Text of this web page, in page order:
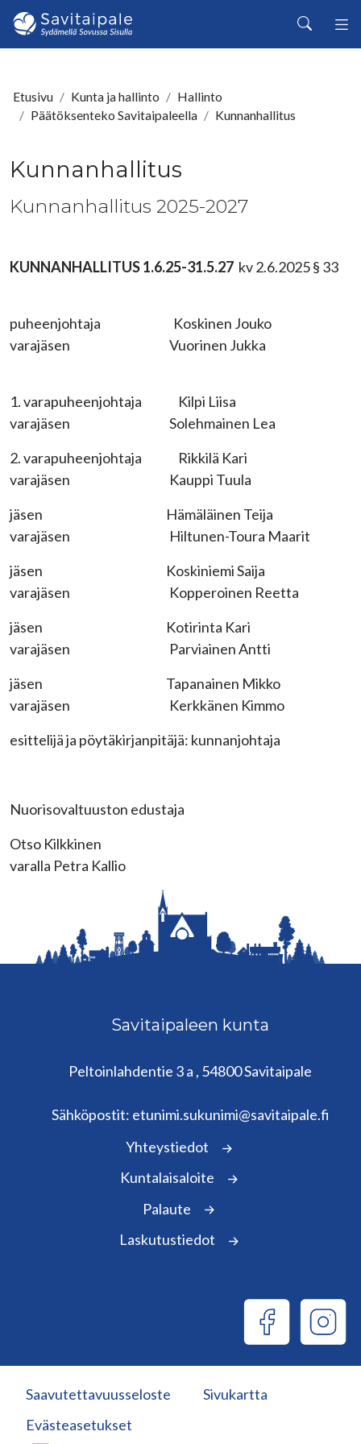
Siirry pääsisältöön
Haku
Etusivu Kunta ja hallinto
Hallinto
Päätöksenteko Savitaipaleella
Kunnanhallitus
Kunnanhallitus
Kunnanhallitus 2025-2027
KUNNANHALLITUS 1.6.25-31.5.27 kv 2.6.2025 § 33
puheenjohtaja Koskinen Jouko
varajäsen Vuorinen Jukka
1. varapuheenjohtaja Kilpi Liisa
varajäsen Solehmainen Lea
2. varapuheenjohtaja Rikkilä Kari
varajäsen Kauppi Tuula
jäsen Hämäläinen Teija
varajäsen Hiltunen-Toura Maarit
jäsen Koskiniemi Saija
varajäsen Kopperoinen Reetta
jäsen Kotirinta Kari
varajäsen Parviainen Antti
jäsen Tapanainen Mikko
varajäsen Kerkkänen Kimmo
esittelijä ja pöytäkirjanpitäjä: kunnanjohtaja
Nuorisovaltuuston edustaja
Otso Kilkkinen
varalla Petra Kallio
Savitaipaleen kunta
Peltoinlahdentie 3 a , 54800 Savitaipale
Sähköpostit: etunimi.sukunimi@savitaipale.fi
Yhteystiedot
Kuntalaisaloite
Palaute
Laskutustiedot
Saavutettavuusseloste
Sivukartta
Evästeasetukset